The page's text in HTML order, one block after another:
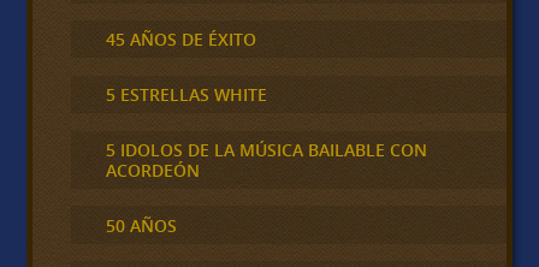
45 AÑOS DE ÉXITO
5 ESTRELLAS WHITE
5 IDOLOS DE LA MÚSICA BAILABLE CON
ACORDEÓN
50 AÑOS